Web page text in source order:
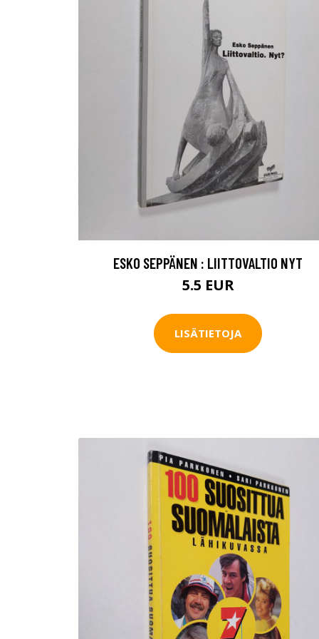
ESKO SEPPÄNEN : LIITTOVALTIO NYT
5.5 EUR
LISÄTIETOJA